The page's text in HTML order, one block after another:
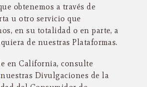
obtenemos a través de
u otro servicio que
en su totalidad o en parte, a
de nuestras Plataformas.
en California, consulte
nuestras Divulgaciones de la